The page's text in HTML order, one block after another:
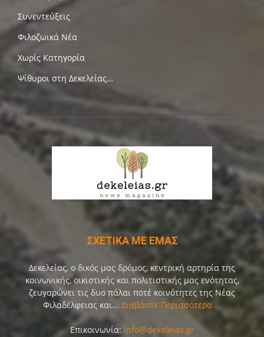
Συνεντεύξεις
Φιλοζωικά Νέα
Χωρίς Κατηγορία
Ψίθυροι στη Δεκελείας…
ΣΧΕΤΙΚΑ ΜΕ ΕΜΑΣ
Δεκελείας, ο δικός μας δρόμος, κεντρική αρτηρία της
κοινωνικής, οικιστικής και πολιτιστικής μας ενότητας,
ζευγαρώνει τις δυο πάλαι ποτέ κοινότητες της Νέας
Φιλαδέλφειας και... Διαβάστε Περισσότερα ...
Επικοινωνία: info@dekeleias.gr